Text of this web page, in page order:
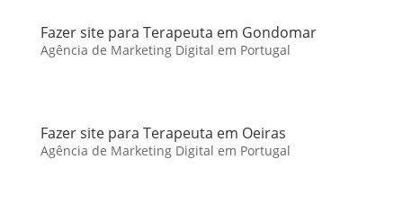
Fazer site para Terapeuta em Gondomar
Agência de Marketing Digital em Portugal
Fazer site para Terapeuta em Oeiras
Agência de Marketing Digital em Portugal